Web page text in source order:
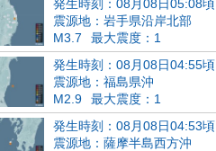
発生時刻：08月08日05:08頃
震源地：岩手県沿岸北部
M3.7
最大震度：1
発生時刻：08月08日04:55頃
震源地：福島県沖
M2.9
最大震度：1
発生時刻：08月08日04:53頃
震源地：薩摩半島西方沖